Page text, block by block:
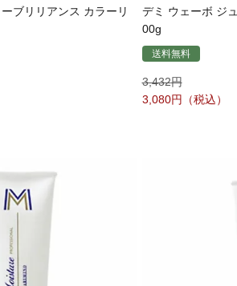
ブリリアンス カラーリ
デミ ウェーボ ジ
00g
送料無料
3,432
3,080